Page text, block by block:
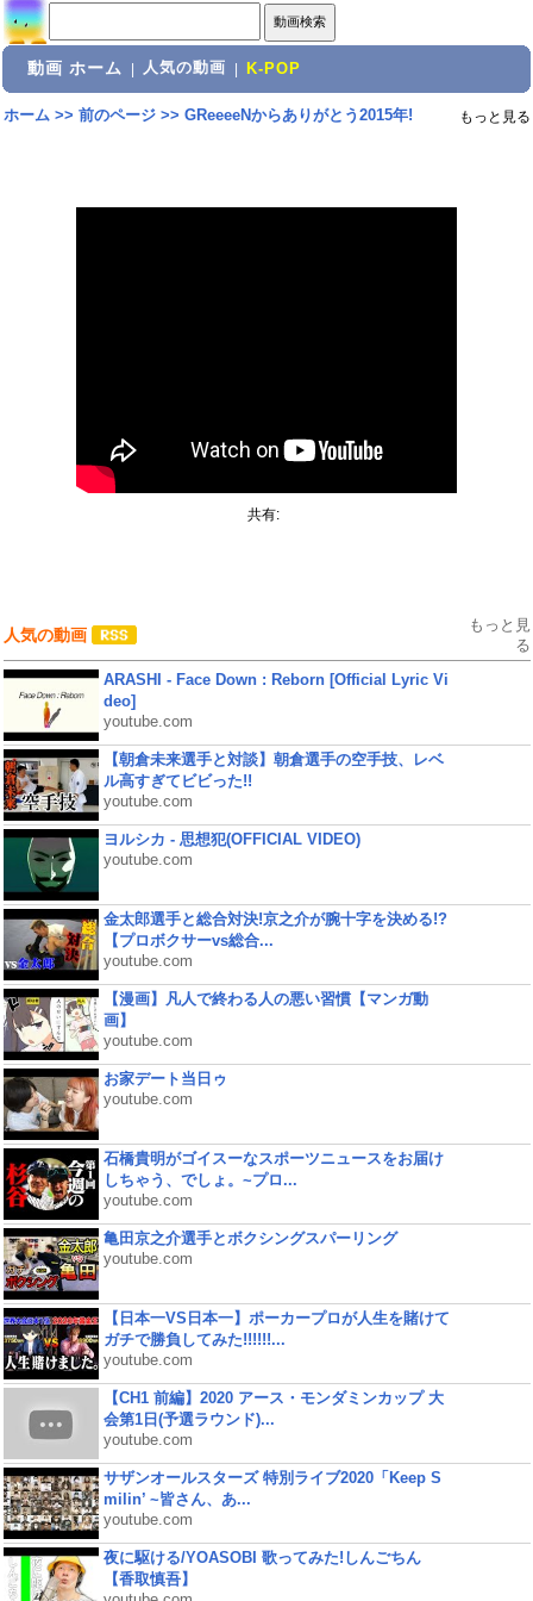
動画 ホーム 人気の動画 K-POP
ホーム>> 前のページ>> GReeeeNからありがとう2015年! もっと見る
共有:
人気の動画
もっと見
る
ARASHI - Face Down : Reborn [Official Lyric Vi
deo]
youtube.com
【朝倉未来選手と対談】朝倉選手の空手技、レベ
ル高すぎてビビった!!
youtube.com
ヨルシカ - 思想犯(OFFICIAL VIDEO)
youtube.com
金太郎選手と総合対決!京之介が腕十字を決める!?
【プロボクサーvs総合...
youtube.com
【漫画】凡人で終わる人の悪い習慣【マンガ動
画】
youtube.com
お家デート当日ゥ
youtube.com
石橋貴明がゴイスーなスポーツニュースをお届け
しちゃう、でしょ。~プロ...
youtube.com
亀田京之介選手とボクシングスパーリング
youtube.com
【日本一VS日本一】ポーカープロが人生を賭けて
ガチで勝負してみた!!!!!!...
youtube.com
【CH1 前編】2020 アース・モンダミンカップ 大
会第1日(予選ラウンド)...
youtube.com
サザンオールスターズ 特別ライブ2020「Keep S
milin’ ~皆さん、あ...
youtube.com
夜に駆ける/YOASOBI 歌ってみた!しんごちん
【香取慎吾】